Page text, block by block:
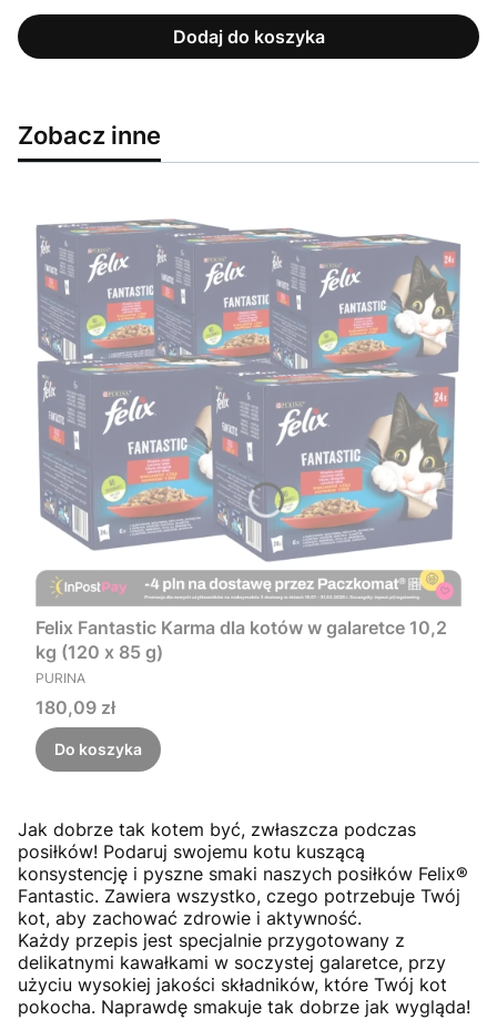
Dodaj do koszyka
Zobacz inne
Felix Fantastic Karma dla kotów w galaretce 10,2
kg (120 x 85 g)
PRODUCENT
PURINA
Cena
180,09 zł
Do koszyka
Jak dobrze tak kotem być, zwłaszcza podczas
posiłków! Podaruj swojemu kotu kuszącą
konsystencję i pyszne smaki naszych posiłków Felix®
Fantastic. Zawiera wszystko, czego potrzebuje Twój
kot, aby zachować zdrowie i aktywność.
Każdy przepis jest specjalnie przygotowany z
delikatnymi kawałkami w soczystej galaretce, przy
użyciu wysokiej jakości składników, które Twój kot
pokocha. Naprawdę smakuje tak dobrze jak wygląda!